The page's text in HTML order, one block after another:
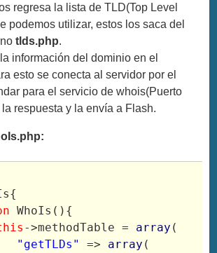
regresa la lista de TLD(Top Level
podemos utilizar, estos los saca del
tlds.php.
información del dominio en el
esto se conecta al servidor por el
para el servicio de whois(Puerto
respuesta y la envía a Flash.
WhoIs(){
->methodTable = array (
"getTLDs"
=> array (